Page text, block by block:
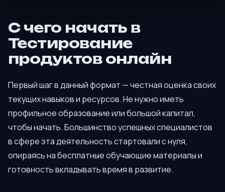
С чего начать в
Тестирование
продуктов онлайн
Первый шаг в данный формат — честная оценка своих
текущих навыков и ресурсов. Не нужно иметь
профильное образование или большой капитал,
чтобы начать. Большинство успешных специалистов
в сфере эта деятельность стартовали с нуля,
опираясь на бесплатные обучающие материалы и
готовность вкладывать время в развитие.